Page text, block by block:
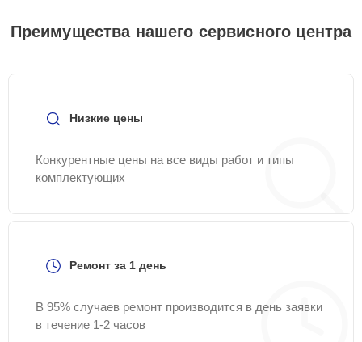
Преимущества нашего сервисного центра
Низкие цены
Конкурентные цены на все виды работ и типы
комплектующих
Ремонт за 1 день
В 95% случаев ремонт производится в день заявки
в течение 1-2 часов